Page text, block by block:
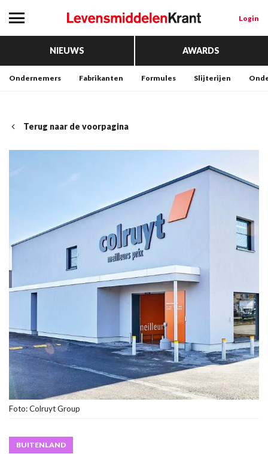
Login
NIEUWS AWARDS
Ondernemers Fabrikanten Formules Slijterijen
Terug naar de voorpagina
Foto: Colruyt Group
BUITENLAND